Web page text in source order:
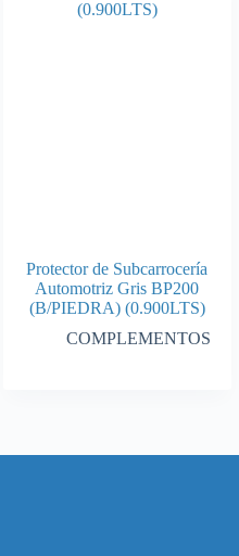
Protector de Subcarrocería
Automotriz Gris BP200
(B/PIEDRA) (0.900LTS)
COMPLEMENTOS